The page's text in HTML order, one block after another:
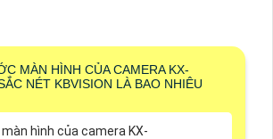
MÀN HÌNH CỦA CAMERA KX-
NÉT KBVISION LÀ BAO NHIÊU
hình của camera KX-